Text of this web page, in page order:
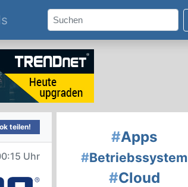
teilen!
Uhr
#Apps
#Betriebssystem
#Cloud